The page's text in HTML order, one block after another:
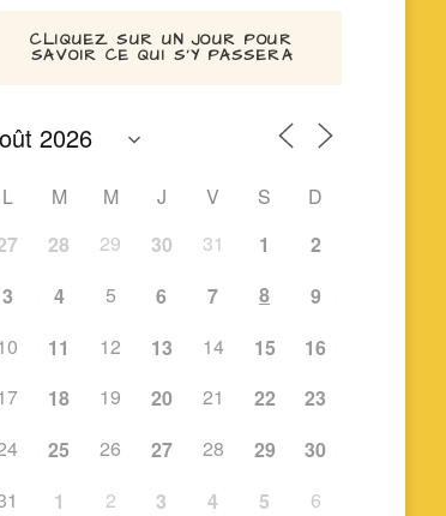
CLIQUEZ SUR UN JOUR POUR
SAVOIR CE QUI S’Y PASSERA
L M M J V S
D
28 29 30 31 1
2
3
4 5 6 7 8
9
11 12 13 14 15
16
18 19 20 21 22
23
25 26 27 28 29
30
1 2 3 4 5 6